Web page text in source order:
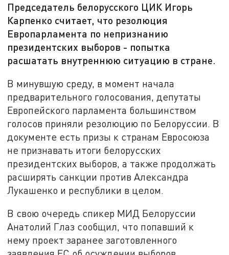
Председатель белорусского ЦИК Игорь
Карпенко считает, что резолюция
Европарламента по непризнанию
президентских выборов - попытка
расшатать внутреннюю ситуацию в стране.
В минувшую среду, в момент начала
предварительного голосования, депутаты
Европейского парламента большинством
голосов приняли резолюцию по Белоруссии. В
документе есть призы к странам Евросоюза
не признавать итоги белорусских
президентских выборов, а также продолжать
расширять санкции против Александра
Лукашенко и республики в целом.
В свою очередь спикер МИД Белоруссии
Анатолий Глаз сообщил, что попавший к
нему проект заранее заготовленного